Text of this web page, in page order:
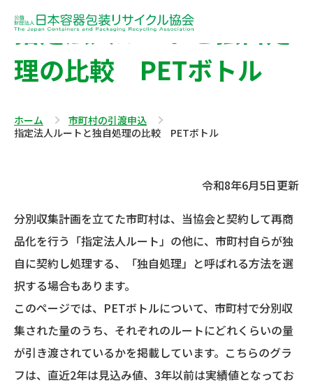
指定法人ルートと独自処
理の比較 PETボトル
ホーム
市町村の引渡申込
指定法人ルートと独自処理の比較 PETボトル
令和8年6月5日更新
分別収集計画を立てた市町村は、当協会と契約して再商
品化を行う「指定法人ルート」の他に、市町村自らが独
自に契約し処理する、「独自処理」と呼ばれる方法を選
択する場合もあります。
このページでは、PETボトルについて、市町村で分別収
集された量のうち、それぞれのルートにどれくらいの量
が引き渡されているかを掲載しています。こちらのグラ
フは、直近2年は見込み値、3年以前は実績値となってお